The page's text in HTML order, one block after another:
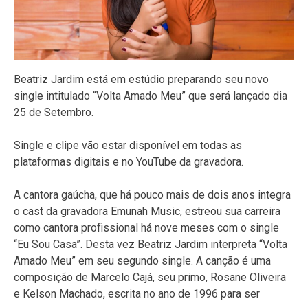
Beatriz Jardim está em estúdio preparando seu novo
single intitulado “Volta Amado Meu” que será lançado dia
25 de Setembro.
Single e clipe vão estar disponível em todas as
plataformas digitais e no YouTube da gravadora.
A cantora gaúcha, que há pouco mais de dois anos integra
o cast da gravadora Emunah Music, estreou sua carreira
como cantora profissional há nove meses com o single
“Eu Sou Casa”. Desta vez Beatriz Jardim interpreta “Volta
Amado Meu” em seu segundo single. A canção é uma
composição de Marcelo Cajá, seu primo, Rosane Oliveira
e Kelson Machado, escrita no ano de 1996 para ser